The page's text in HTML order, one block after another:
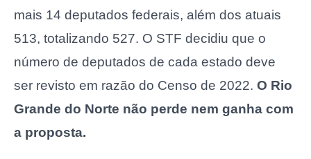
mais 14 deputados federais, além dos atuais
513, totalizando 527. O STF decidiu que o
número de deputados de cada estado deve
ser revisto em razão do Censo de 2022. O Rio
Grande do Norte não perde nem ganha com
a proposta.